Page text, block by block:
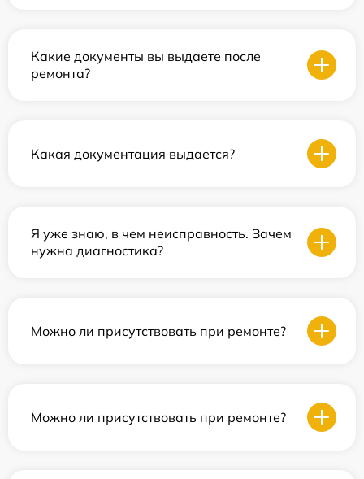
Какие документы вы выдаете после
ремонта?
Какая документация выдается?
Я уже знаю, в чем неисправность. Зачем
нужна диагностика?
Можно ли присутствовать при ремонте?
Можно ли присутствовать при ремонте?